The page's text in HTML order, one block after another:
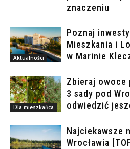
znaczeniu
Aktualności
Poznaj
Mieszkania i
w Marinie
Dla mieszkańca
Zbieraj owoce
3 sady pod
odwiedzić
Najciekawsze
Wrocławia